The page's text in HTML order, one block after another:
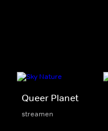
Queer Planet
streamen